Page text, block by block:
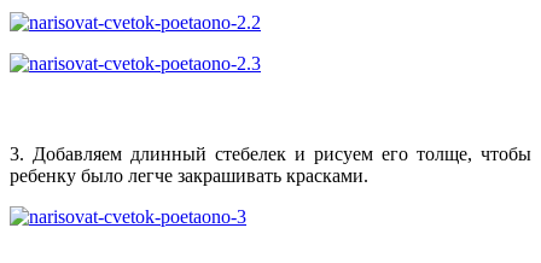
3. Добавляем длинный стебелек и рисуем его толще, чтобы
ребенку было легче закрашивать красками.